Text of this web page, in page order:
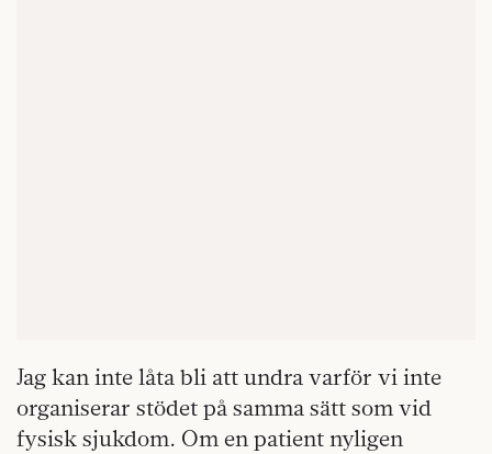
Jag kan inte låta bli att undra varför vi inte
organiserar stödet på samma sätt som vid
fysisk sjukdom. Om en patient nyligen